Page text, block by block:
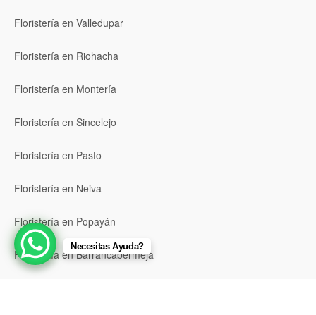
Floristería en Valledupar
Floristería en Riohacha
Floristería en Montería
Floristería en Sincelejo
Floristería en Pasto
Floristería en Neiva
Floristería en Popayán
Floristería en Barrancabermeja
Necesitas Ayuda?